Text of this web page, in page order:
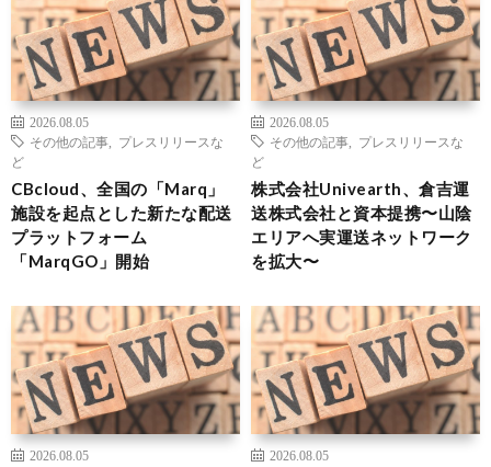
2026.08.05
その他の記事
プレスリリースな
ど
CBcloud、全国の「Marq」
施設を起点とした新たな配送
プラットフォーム
「MarqGO」開始
2026.08.05
その他の記事
プレスリリースな
ど
株式会社Univearth、倉吉運
送株式会社と資本提携〜山陰
エリアへ実運送ネットワーク
を拡大〜
2026.08.05
2026.08.05